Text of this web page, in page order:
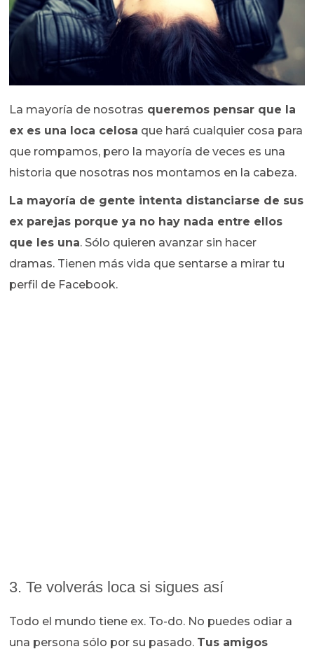
La mayoría de nosotras queremos pensar que la
ex es una loca celosa que hará cualquier cosa para
que rompamos, pero la mayoría de veces es una
historia que nosotras nos montamos en la cabeza.
La mayoría de gente intenta distanciarse de sus
ex parejas porque ya no hay nada entre ellos
que les una. Sólo quieren avanzar sin hacer
dramas. Tienen más vida que sentarse a mirar tu
perfil de Facebook.
3. Te volverás loca si sigues así
Todo el mundo tiene ex. To-do. No puedes odiar a
una persona sólo por su pasado. Tus amigos